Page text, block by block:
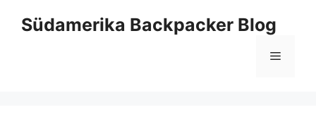
InhaltSüdamerika Backpacker Blog
Menü